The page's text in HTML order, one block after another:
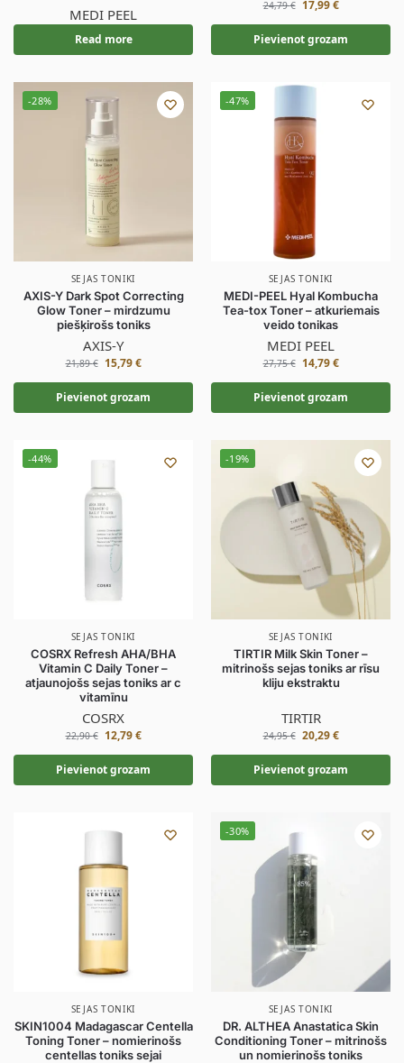
MEDI PEEL
Read more
24,79€ 17,99€
Pievienot grozam
-28%
SEJAS TONIKI
AXIS-Y Dark Spot Correcting
Glow Toner – mirdzumu
piešķirošs toniks
AXIS-Y
21,89€ 15,79€
Pievienot grozam
-47%
SEJAS TONIKI
MEDI-PEEL Hyal Kombucha
Tea-tox Toner – atkuriemais
veido tonikas
MEDI PEEL
27,75€ 14,79€
Pievienot grozam
-44%
SEJAS TONIKI
COSRX Refresh AHA/BHA
Vitamin C Daily Toner –
atjaunojošs sejas toniks ar c
vitamīnu
COSRX
22,90€ 12,79€
Pievienot grozam
-19%
SEJAS TONIKI
TIRTIR Milk Skin Toner –
mitrinošs sejas toniks ar rīsu
kliju ekstraktu
TIRTIR
24,95€ 20,29€
Pievienot grozam
SEJAS TONIKI
SKIN1004 Madagascar Centella
Toning Toner – nomierinošs
centellas toniks sejai
-30%
SEJAS TONIKI
DR. ALTHEA Anastatica Skin
Conditioning Toner – mitrinošs
un nomierinošs toniks